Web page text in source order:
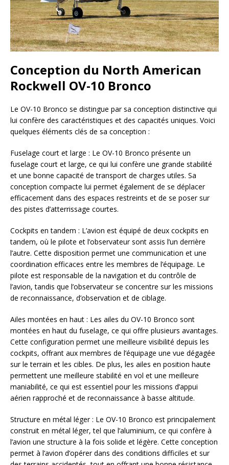
Conception du North American
Rockwell OV-10 Bronco
Le OV-10 Bronco se distingue par sa conception distinctive qui
lui confère des caractéristiques et des capacités uniques. Voici
quelques éléments clés de sa conception :
Fuselage court et large : Le OV-10 Bronco présente un
fuselage court et large, ce qui lui confère une grande stabilité
et une bonne capacité de transport de charges utiles. Sa
conception compacte lui permet également de se déplacer
efficacement dans des espaces restreints et de se poser sur
des pistes d’atterrissage courtes.
Cockpits en tandem : L’avion est équipé de deux cockpits en
tandem, où le pilote et l’observateur sont assis l’un derrière
l’autre. Cette disposition permet une communication et une
coordination efficaces entre les membres de l’équipage. Le
pilote est responsable de la navigation et du contrôle de
l’avion, tandis que l’observateur se concentre sur les missions
de reconnaissance, d’observation et de ciblage.
Ailes montées en haut : Les ailes du OV-10 Bronco sont
montées en haut du fuselage, ce qui offre plusieurs avantages.
Cette configuration permet une meilleure visibilité depuis les
cockpits, offrant aux membres de l’équipage une vue dégagée
sur le terrain et les cibles. De plus, les ailes en position haute
permettent une meilleure stabilité en vol et une meilleure
maniabilité, ce qui est essentiel pour les missions d’appui
aérien rapproché et de reconnaissance à basse altitude.
Structure en métal léger : Le OV-10 Bronco est principalement
construit en métal léger, tel que l’aluminium, ce qui confère à
l’avion une structure à la fois solide et légère. Cette conception
permet à l’avion d’opérer dans des conditions difficiles et sur